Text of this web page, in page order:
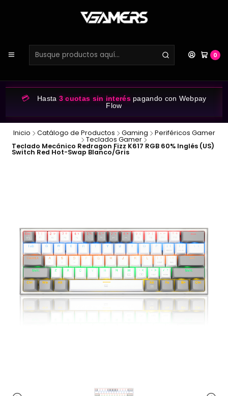
0
💳 Hasta 3 cuotas sin interéspagando con Webpay
Flow
Inicio Catálogo de Productos Gaming Periféricos Gamer
Teclados Gamer
Teclado Mecánico Redragon Fizz K617 RGB 60% Inglés (US)
Switch Red Hot-Swap Blanco/Gris